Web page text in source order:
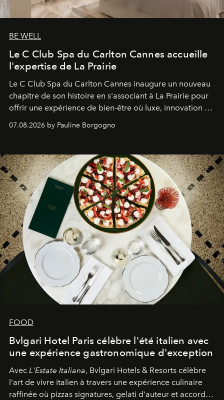
BE WELL
Le C Club Spa du Carlton Cannes accueille
l'expertise de La Prairie
Le C Club Spa du Carlton Cannes inaugure un nouveau
chapitre de son histoire en s'associant à La Prairie pour
offrir une expérience de bien-être où luxe, innovation et
expertise se rencontrent.
07.08.2026 by Pauline Borgogno
FOOD
Bvlgari Hotel Paris célèbre l'été italien avec
une expérience gastronomique d'exception
Avec L'Estate Italiana, Bvlgari Hotels & Resorts célèbre
l'art de vivre italien à travers une expérience culinaire
raffinée où pizzas signatures, gelati d'auteur et accords